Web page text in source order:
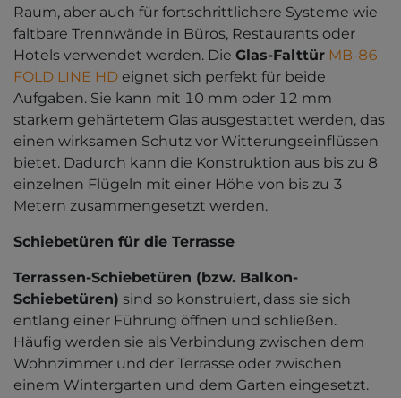
Raum, aber auch für fortschrittlichere Systeme wie
faltbare Trennwände in Büros, Restaurants oder
Hotels verwendet werden. Die Glas-Falttür MB-86
FOLD LINE HD eignet sich perfekt für beide
Aufgaben. Sie kann mit 10 mm oder 12 mm
starkem gehärtetem Glas ausgestattet werden, das
einen wirksamen Schutz vor Witterungseinflüssen
bietet. Dadurch kann die Konstruktion aus bis zu 8
einzelnen Flügeln mit einer Höhe von bis zu 3
Metern zusammengesetzt werden.
Schiebetüren für die Terrasse
Terrassen-Schiebetüren (bzw. Balkon-
Schiebetüren) sind so konstruiert, dass sie sich
entlang einer Führung öffnen und schließen.
Häufig werden sie als Verbindung zwischen dem
Wohnzimmer und der Terrasse oder zwischen
einem Wintergarten und dem Garten eingesetzt.